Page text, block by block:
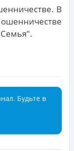
В
Будьте в